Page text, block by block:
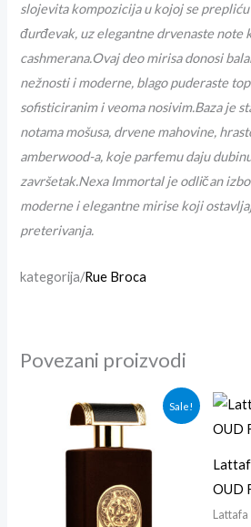
slojevita kompozicija u kojoj se
đurđevak, uz elegantne drvenaste note
cashmerana.Ovaj deo mirisa donosi
nežnosti i moderne, blago puderaste
sofisticiranim i veoma nosivim.Baza je
notama mošusa, drvene mahovine,
amberwood-a, koje parfemu daju
završetak.Nexa Immortal je odličan
moderne i elegantne mirise koji
preterivanja.
kategorija/Rue Broca
Povezani proizvodi
Sale!
cena
je
bila:
Trenutna
cena
OUD
Lattafa